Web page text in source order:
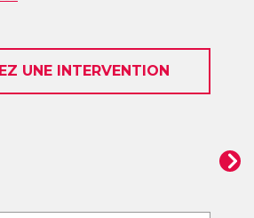
UNE INTERVENTION